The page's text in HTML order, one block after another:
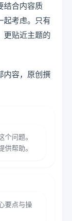
结合内容质
起考虑。只有
更贴近主题的
内容，原创撰
问题。
帮助。
要点与操